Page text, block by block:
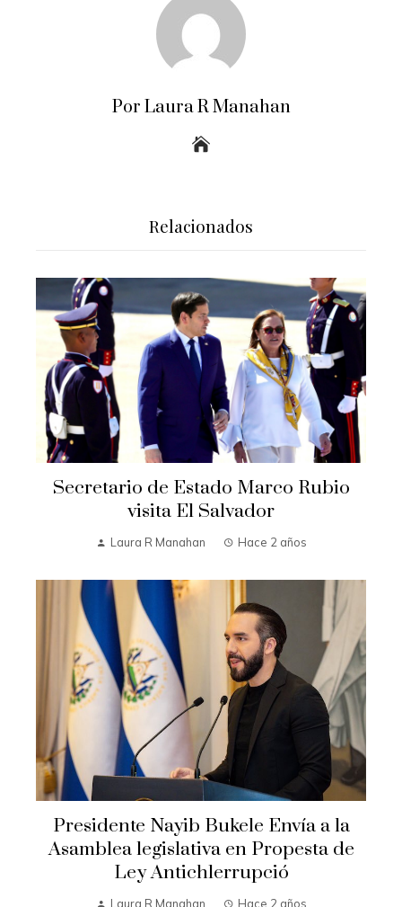
Por Laura R Manahan
Relacionados
Secretario de Estado Marco Rubio
visita El Salvador
Laura R Manahan Hace 2 años
Presidente Nayib Bukele Envía a la
Asamblea legislativa en Propesta de
Ley Antichlerrupció
Laura R Manahan Hace 2 años